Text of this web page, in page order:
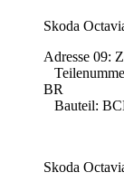
Skoda
Adresse 09:
BR
Bauteil:
Skoda